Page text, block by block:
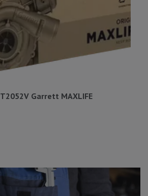
Garrett MAXLIFE